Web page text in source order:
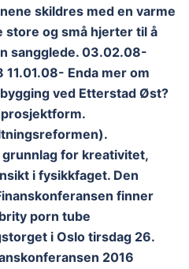
skildres med en varme
store og små hjerter til å
sangglede. 03.02.08-
Enda mer om
ved Etterstad Øst?
for kreativitet,
i fysikkfaget. Den
finner
porn tube
i Oslo tirsdag 26.
2016